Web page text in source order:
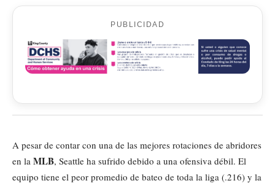
PUBLICIDAD
A pesar de contar con una de las mejores rotaciones de abridores
en la MLB, Seattle ha sufrido debido a una ofensiva débil. El
equipo tiene el peor promedio de bateo de toda la liga (.216) y la